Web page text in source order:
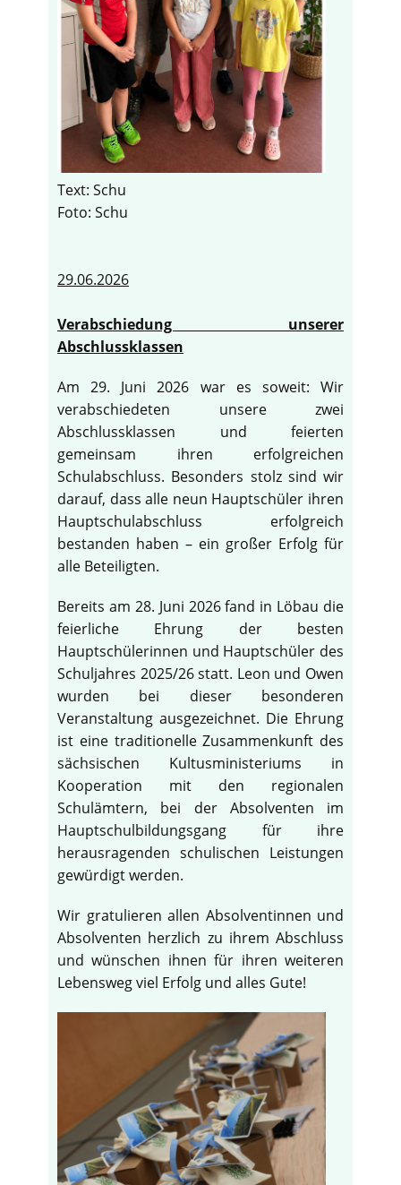
Text: Schu
Foto: Schu
29.06.2026
Verabschiedung unserer
Abschlussklassen
Am 29. Juni 2026 war es soweit: Wir
verabschiedeten unsere zwei
Abschlussklassen und feierten
gemeinsam ihren erfolgreichen
Schulabschluss. Besonders stolz sind wir
darauf, dass alle neun Hauptschüler ihren
Hauptschulabschluss erfolgreich
bestanden haben – ein großer Erfolg für
alle Beteiligten.
Bereits am 28. Juni 2026 fand in Löbau die
feierliche Ehrung der besten
Hauptschülerinnen und Hauptschüler des
Schuljahres 2025/26 statt. Leon und Owen
wurden bei dieser besonderen
Veranstaltung ausgezeichnet. Die Ehrung
ist eine traditionelle Zusammenkunft des
sächsischen Kultusministeriums in
Kooperation mit den regionalen
Schulämtern, bei der Absolventen im
Hauptschulbildungsgang für ihre
herausragenden schulischen Leistungen
gewürdigt werden.
Wir gratulieren allen Absolventinnen und
Absolventen herzlich zu ihrem Abschluss
und wünschen ihnen für ihren weiteren
Lebensweg viel Erfolg und alles Gute!